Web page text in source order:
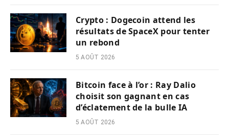
Crypto : Dogecoin attend les
résultats de SpaceX pour tenter
un rebond
5 AOÛT 2026
Bitcoin face à l’or : Ray Dalio
choisit son gagnant en cas
d’éclatement de la bulle IA
5 AOÛT 2026